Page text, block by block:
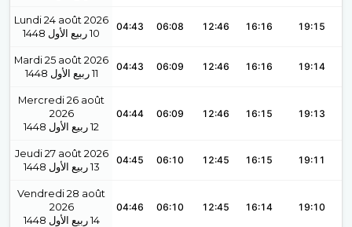
Lundi 24 août 2026
1448 ربيع الأول 10
04:43 06:08 12:46 16:16 19:15
Mardi 25 août 2026
1448 ربيع الأول 11
04:43 06:09 12:46 16:16 19:14
Mercredi 26 août
2026
1448 ربيع الأول 12
04:44 06:09 12:46 16:15 19:13
Jeudi 27 août 2026
1448 ربيع الأول 13
04:45 06:10 12:45 16:15 19:11
Vendredi 28 août
2026
1448 ربيع الأول 14
04:46 06:10 12:45 16:14 19:10